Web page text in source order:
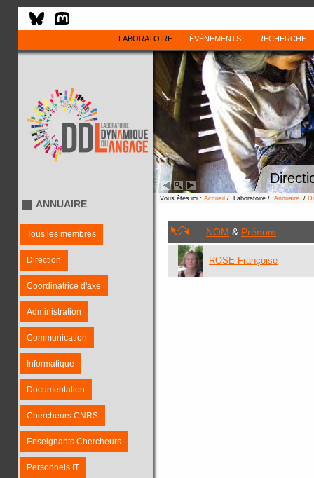
LABORATOIRE ÉVÈNEMENTS RECHERCHE
ANNUAIRE
Tous les membres
Direction
Coordinatrice d'axe
Administration
Communication
Informatique
Documentation
Chercheurs CNRS
Enseignants Chercheurs
Personnels IT
Vous êtes ici : Accueil / Laboratoire / Annuaire /
NOM & Prénom
ROSE Françoise